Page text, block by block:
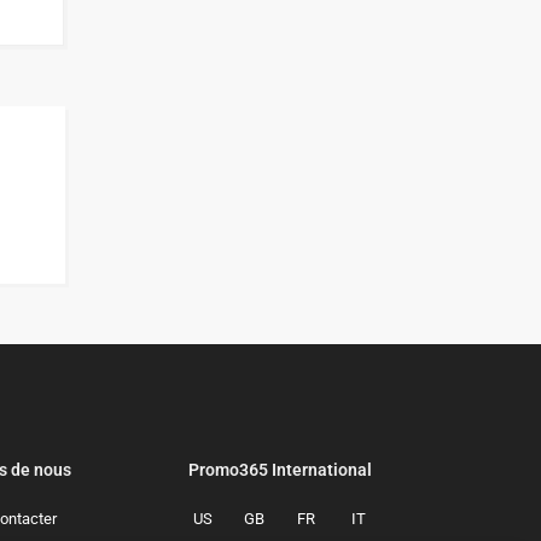
de nous Promo365 International
US GB FR IT